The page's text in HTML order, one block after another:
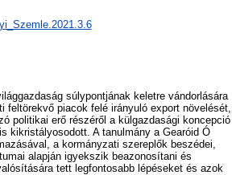
súlypontjának keletre vándorlására
piacok felé irányuló export növelését,
politikai erő részéről a külgazdasági koncepció
kikristályosodott. A tanulmány a Gearóid Ó
a kormányzati szereplők beszédei,
alapján igyekszik beazonosítani és
tett legfontosabb lépéseket és azok